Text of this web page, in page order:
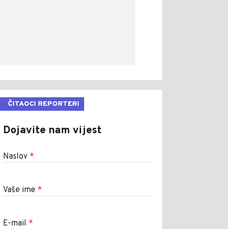
ČITAOCI REPORTERI
Dojavite nam vijest
Naslov *
Vaše ime *
E-mail *